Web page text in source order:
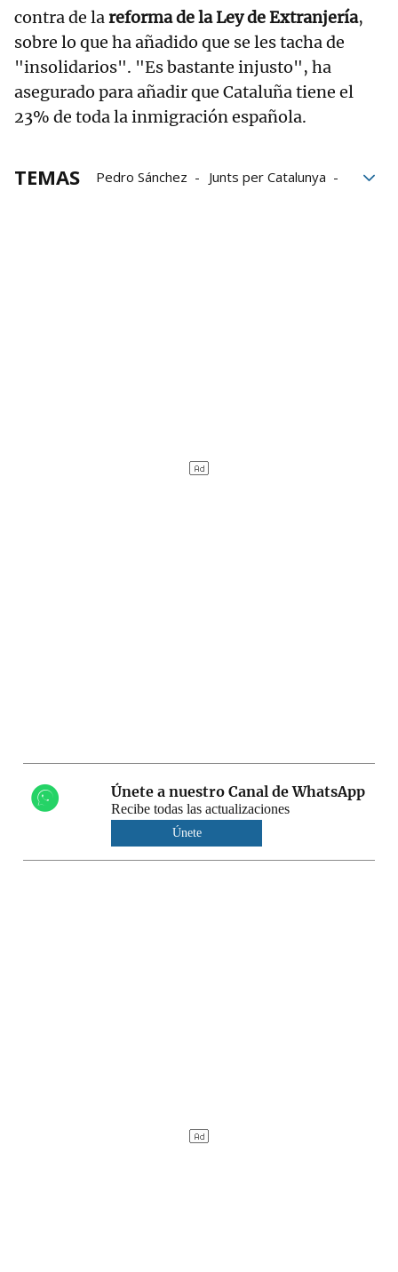
contra de lareforma de la Ley de Extranjería,
sobre lo que ha añadido que se les tacha de
"insolidarios". "Es bastante injusto", ha
asegurado para añadir que Cataluña tiene el
23% de toda la inmigración española.
TEMAS Pedro Sánchez
Junts per Catalunya
Únete a nuestro Canal de WhatsApp
Recibe todas las actualizaciones
Únete